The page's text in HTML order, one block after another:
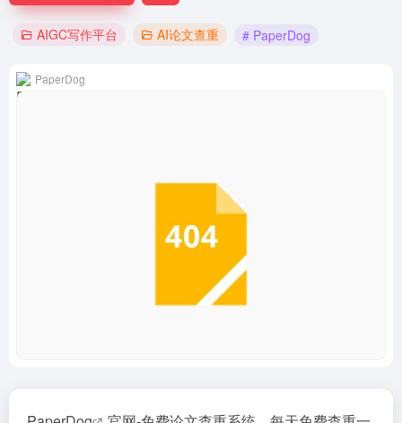
AIGC写作平台 AI论文查重 # PaperDog
PaperDog